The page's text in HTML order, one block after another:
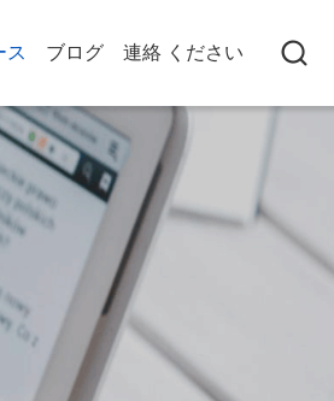
ス ブログ 連絡 ください